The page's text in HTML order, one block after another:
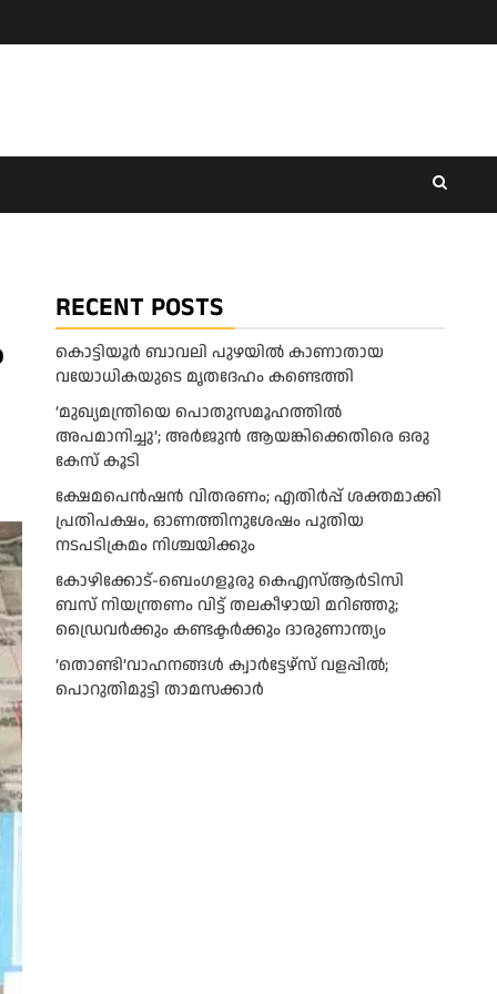
RECENT POSTS
കൊട്ടിയൂർ ബാവലി പുഴയിൽ കാണാതായ
വയോധികയുടെ മൃതദേഹം കണ്ടെത്തി
‘മുഖ്യമന്ത്രിയെ പൊതുസമൂഹത്തിൽ
അപമാനിച്ചു’; അർജുൻ ആയങ്കിക്കെതിരെ ഒരു
കേസ് കൂടി
ക്ഷേമപെൻഷൻ വിതരണം; എതിർപ്പ് ശക്തമാക്കി
പ്രതിപക്ഷം, ഓണത്തിനുശേഷം പുതിയ
നടപടിക്രമം നിശ്ചയിക്കും
കോഴിക്കോട്-ബെംഗളൂരു കെഎസ്ആര്‍ടിസി
ബസ് നിയന്ത്രണം വിട്ട് തലകീഴായി മറിഞ്ഞു;
ഡ്രെെവർക്കും കണ്ടക്ടർക്കും ദാരുണാന്ത്യം
‘തൊണ്ടി’വാഹനങ്ങൾ ക്വാർട്ടേഴ്സ്‌ വളപ്പിൽ;
പൊറുതിമുട്ടി താമസക്കാർ